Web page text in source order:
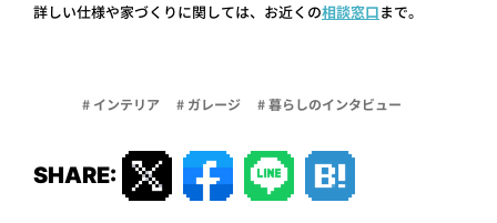
詳しい仕様や家づくりに関しては、お近くの相談窓口まで。
# インテリア # ガレージ # 暮らしのインタビュー
SHARE: